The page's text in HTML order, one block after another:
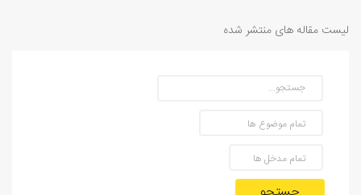
لیست مقاله های منتشر شده